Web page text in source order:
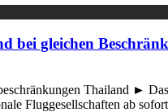
bei gleichen
Thailand ►
Fluggesellschaften ab